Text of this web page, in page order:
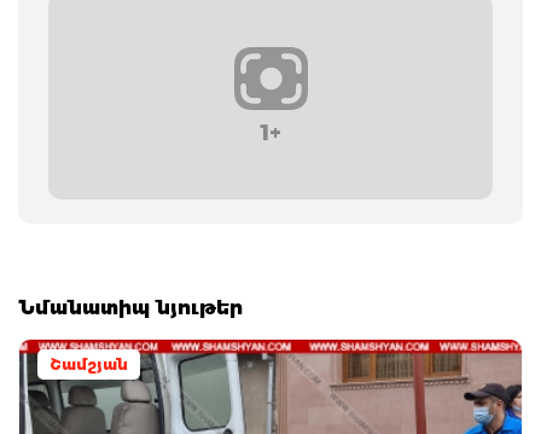
1+
Նմանատիպ նյութեր
Շամշյան